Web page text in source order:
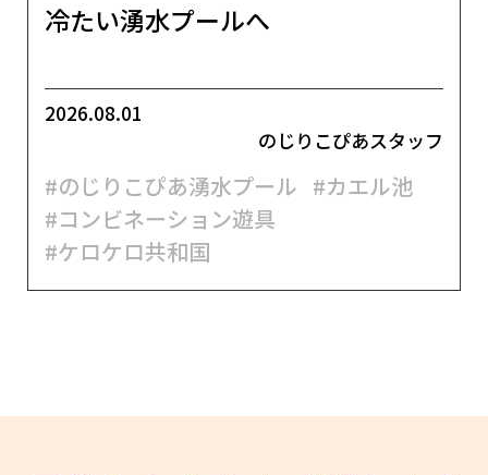
冷たい湧水プールへ
2026.08.01
のじりこぴあスタッフ
#のじりこぴあ湧水プール #カエル池
#コンビネーション遊具
#ケロケロ共和国